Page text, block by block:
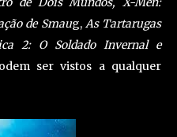
de Smaug,As Tartarugas
2: O Soldado Invernal e
ser vistos a qualquer